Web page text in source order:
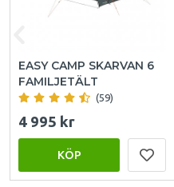
EASY CAMP SKARVAN 6
FAMILJETÄLT
(59)
4 995 kr
KÖP